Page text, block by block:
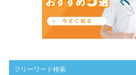
フリーワード検索